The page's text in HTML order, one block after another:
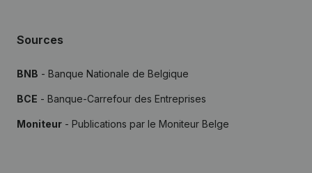
Sources
BNB - Banque Nationale de Belgique
BCE - Banque-Carrefour des Entreprises
Moniteur - Publications par le Moniteur Belge